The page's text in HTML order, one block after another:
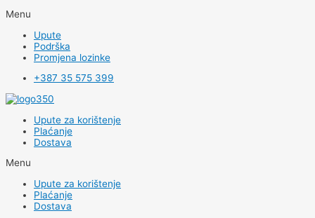
Menu
Upute
Podrška
Promjena lozinke
+387 35 575 399
Upute za korištenje
Plaćanje
Dostava
Menu
Upute za korištenje
Plaćanje
Dostava